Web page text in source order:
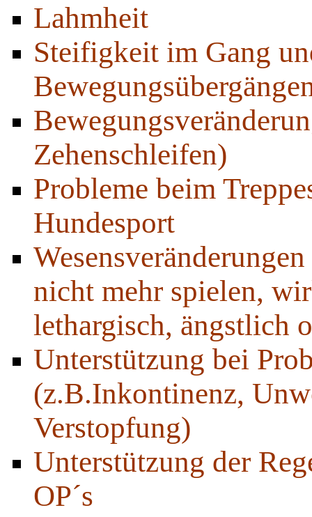
Lahmheit
Steifigkeit im Gang
Zehenschleifen)
Probleme beim
Hundesport
nicht mehr spielen,
lethargisch, ängstlich
Unterstützung bei
(z.B.Inkontinenz,
Verstopfung)
Unterstützung der
OP´s